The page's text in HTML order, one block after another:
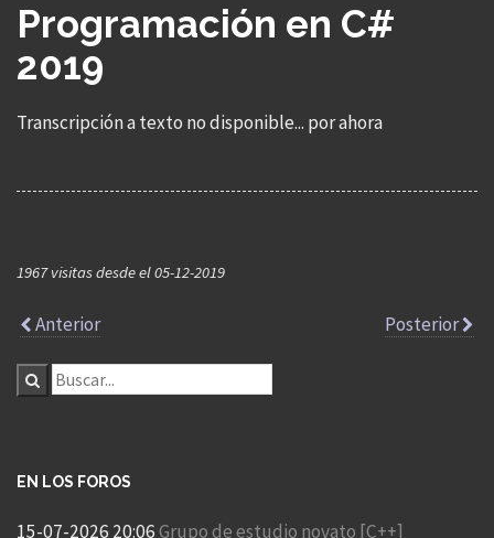
Programación en C#
2019
Transcripción a texto no disponible... por ahora
1967 visitas desde el 05-12-2019
Anterior Posterior
EN LOS FOROS
15-07-2026 20:06Grupo de estudio novato [C++]